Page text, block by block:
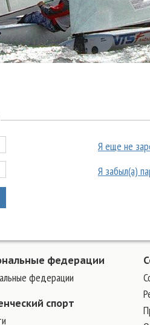
Я еще не
Я забыл(а)
федерации
федерации
спорт